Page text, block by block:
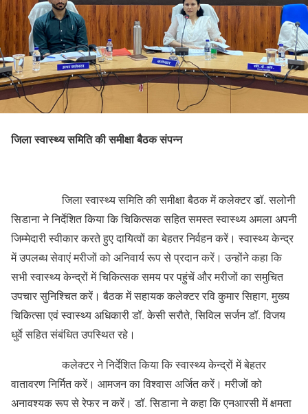
जिला स्वास्थ्य समिति की समीक्षा बैठक संपन्न
जिला स्वास्थ्य समिति की समीक्षा बैठक में कलेक्टर डॉ. सलोनी
सिडाना ने निर्देशित किया कि चिकित्सक सहित समस्त स्वास्थ्य अमला अपनी
जिम्मेदारी स्वीकार करते हुए दायित्वों का बेहतर निर्वहन करें। स्वास्थ्य केन्द्र
में उपलब्ध सेवाएं मरीजों को अनिवार्य रूप से प्रदान करें। उन्होंने कहा कि
सभी स्वास्थ्य केन्द्रों में चिकित्सक समय पर पहुंचें और मरीजों का समुचित
उपचार सुनिश्चित करें। बैठक में सहायक कलेक्टर रवि कुमार सिहाग, मुख्य
चिकित्सा एवं स्वास्थ्य अधिकारी डॉ. केसी सरौते, सिविल सर्जन डॉ. विजय
धुर्वे सहित संबंधित उपस्थित रहे।
कलेक्टर ने निर्देशित किया कि स्वास्थ्य केन्द्रों में बेहतर
वातावरण निर्मित करें। आमजन का विश्वास अर्जित करें। मरीजों को
अनावश्यक रूप से रेफर न करें। डॉ. सिडाना ने कहा कि एनआरसी में क्षमता